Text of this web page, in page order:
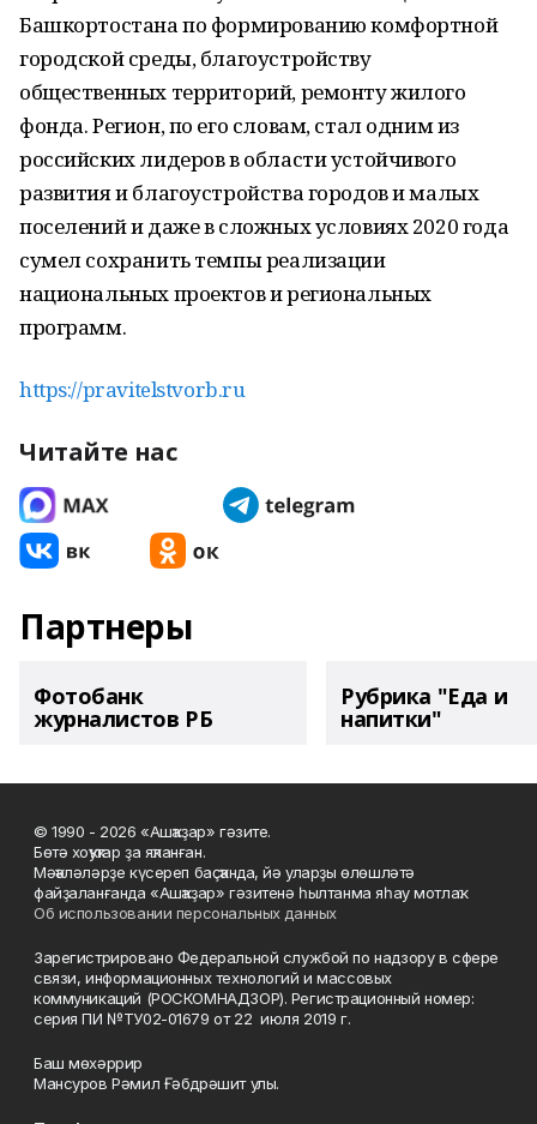
Башкортостана по формированию комфортной
городской среды, благоустройству
общественных территорий, ремонту жилого
фонда. Регион, по его словам, стал одним из
российских лидеров в области устойчивого
развития и благоустройства городов и малых
поселений и даже в сложных условиях 2020 года
сумел сохранить темпы реализации
национальных проектов и региональных
программ.
https://pravitelstvorb.ru
Читайте нас
Партнеры
Фотобанк
журналистов РБ
Рубрика "Еда и
напитки"
© 1990 - 2026 «Ашҡаҙар» гәзите.
Бөтә хоҡуҡтар ҙа яҡланған.
Мәҡәләләрҙе күсереп баҫҡанда, йә уларҙы өлөшләтә
файҙаланғанда «Ашҡаҙар» гәзитенә һылтанма яһау мотлаҡ.
Об использовании персональных данных
Зарегистрировано Федеральной службой по надзору в сфере
связи, информационных технологий и массовых
коммуникаций (РОСКОМНАДЗОР). Регистрационный номер:
серия ПИ №ТУ02-01679 от 22 июля 2019 г.
Баш мөхәррир
Мансуров Рәмил Ғәбдрәшит улы.